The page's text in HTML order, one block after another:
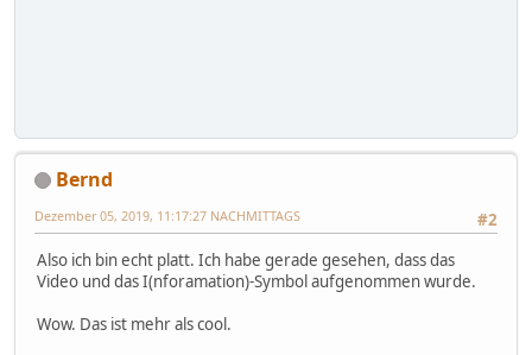
Bernd
#2
Dezember 05, 2019, 11:17:27 NACHMITTAGS
Also ich bin echt platt. Ich habe gerade gesehen, dass das
Video und das I(nforamation)-Symbol aufgenommen wurde.
Wow. Das ist mehr als cool.